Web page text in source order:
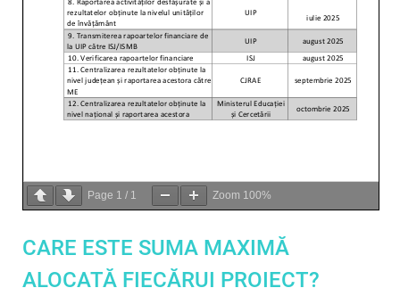
Page 1 / 1 Zoom 100%
CARE ESTE SUMA MAXIMĂ
ALOCATĂ FIECĂRUI PROIECT?